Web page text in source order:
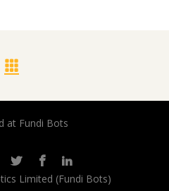
at Fundi Bots
Limited (Fundi Bots)